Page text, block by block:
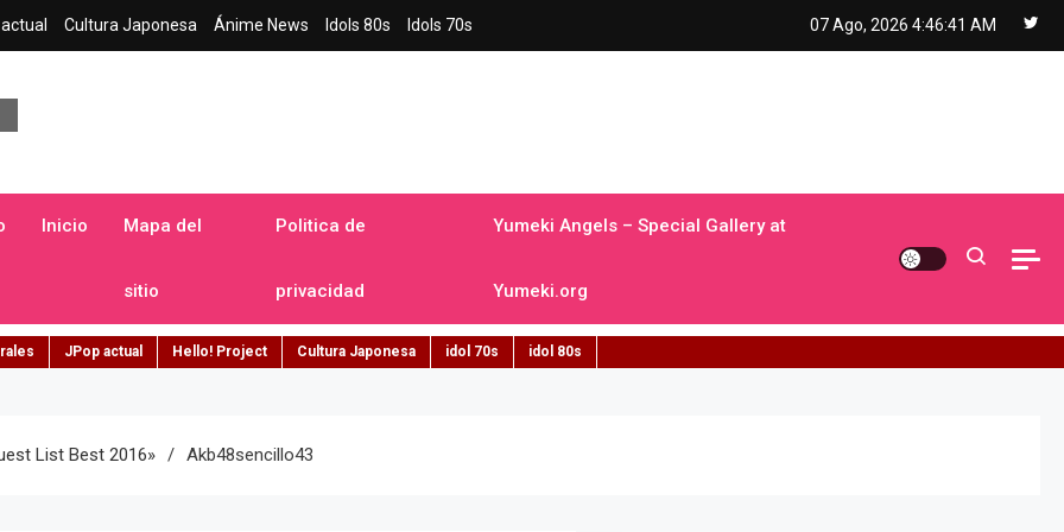
Cultura Japonesa Ánime News Idols 80s Idols 70s 07 Ago, 2026 4:46:42 AM
Inicio Mapa del
sitio
Politica de
privacidad
Yumeki Angels – Special Gallery at
Yumeki.org
JPop actual Hello! Project Cultura Japonesa idol 70s idol 80s
List Best 2016» Akb48sencillo43